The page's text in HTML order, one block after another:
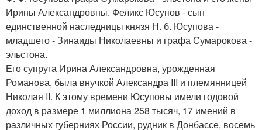
Ирины Александровны. Феликс Юсупов - сын
единственной наследницы князя Н. б. Юсупова -
младшего - Зинаиды Николаевны и графа Сумарокова -
эльстона.
Его супруга Ирина Александровна, урожденная
Романова, была внучкой Александра III и племянницей
Николая II. К этому времени Юсуповы имели годовой
доход в размере 1 миллиона 258 тысяч, 17 имений в
различных губерниях России, рудник в Донбассе, восемь